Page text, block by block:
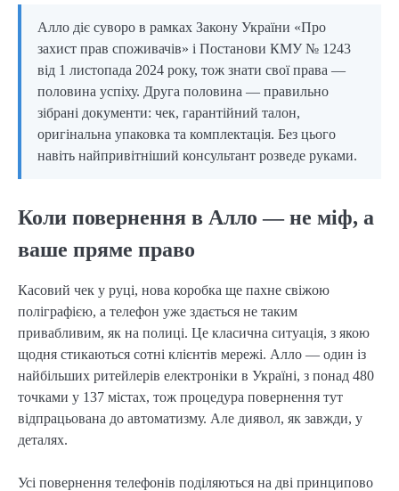
Алло діє суворо в рамках Закону України «Про
захист прав споживачів» і Постанови КМУ № 1243
від 1 листопада 2024 року, тож знати свої права —
половина успіху. Друга половина — правильно
зібрані документи: чек, гарантійний талон,
оригінальна упаковка та комплектація. Без цього
навіть найпривітніший консультант розведе руками.
Коли повернення в Алло — не міф, а
ваше пряме право
Касовий чек у руці, нова коробка ще пахне свіжою
поліграфією, а телефон уже здається не таким
привабливим, як на полиці. Це класична ситуація, з якою
щодня стикаються сотні клієнтів мережі. Алло — один із
найбільших ритейлерів електроніки в Україні, з понад 480
точками у 137 містах, тож процедура повернення тут
відпрацьована до автоматизму. Але диявол, як завжди, у
деталях.
Усі повернення телефонів поділяються на дві принципово